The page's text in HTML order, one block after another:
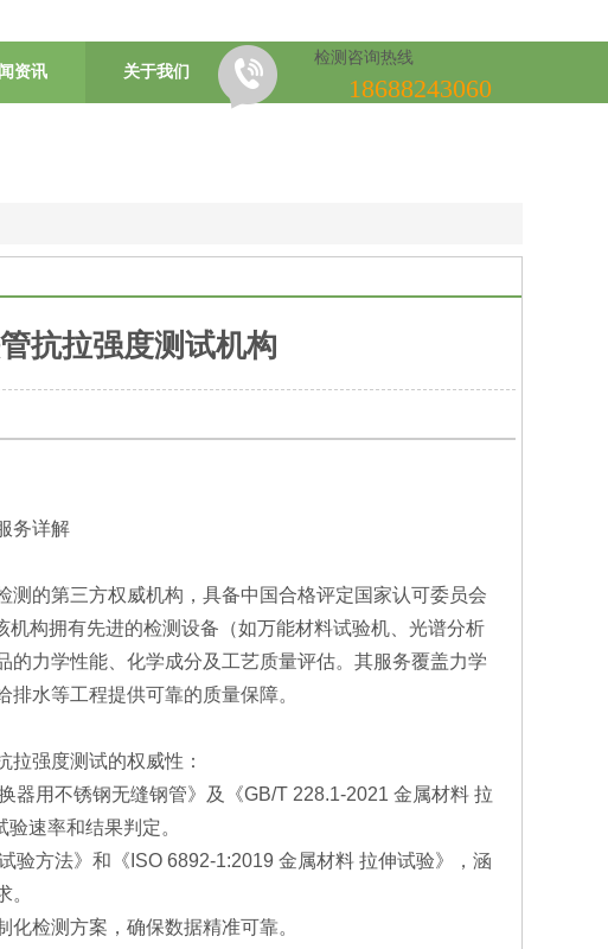
18688243060
检测咨询热线
资讯 关于我们
抗拉强度测试机构
务详解
的第三方权威机构，具备中国合格评定国家认可委员会
机构拥有先进的检测设备（如万能材料试验机、光谱分析
力学性能、化学成分及工艺质量评估。其服务覆盖力学
水等工程提供可靠的质量保障。
强度测试的权威性：
器用不锈钢无缝钢管》及《GB/T 228.1-2021 金属材料 拉
速率和结果判定。
验方法》和《ISO 6892-1:2019 金属材料 拉伸试验》，涵
。
检测方案，确保数据精准可靠。